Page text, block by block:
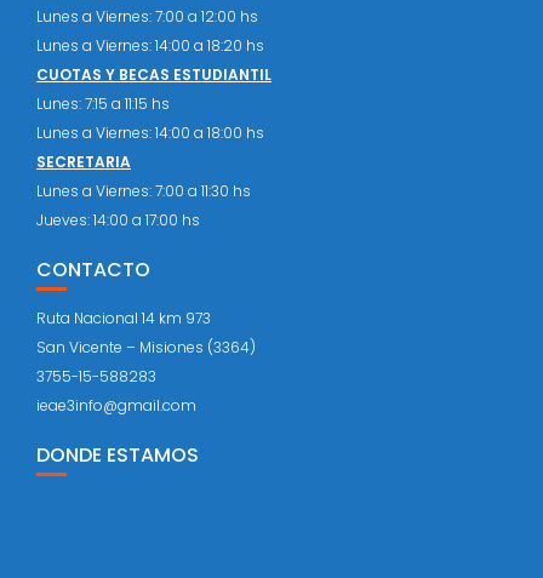
Lunes a Viernes: 7:00 a 12:00 hs
Lunes a Viernes: 14:00 a 18:20 hs
CUOTAS Y BECAS ESTUDIANTIL
Lunes: 7:15 a 11:15 hs
Lunes a Viernes: 14:00 a 18:00 hs
SECRETARIA
Lunes a Viernes: 7:00 a 11:30 hs
Jueves: 14:00 a 17:00 hs
CONTACTO
Ruta Nacional 14 km 973
San Vicente – Misiones (3364)
3755-15-588283
ieae3info@gmail.com
DONDE ESTAMOS